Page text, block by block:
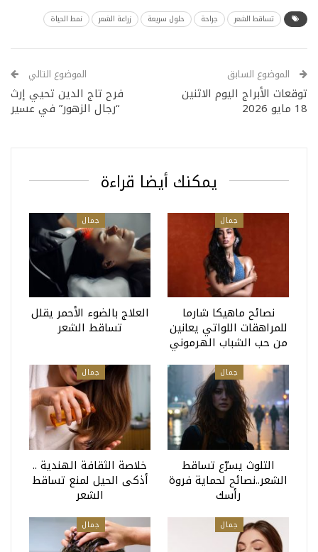
تساقط الشعر جراحة حلول سريعة زراعة الشعر نمط الحياة
الموضوع السابق
توقعات الأبراج اليوم الاثنين
18 مايو 2026
الموضوع التالي
فرح تاج الدين تحيي إرث
“رجال الزهور” في عسير
يمكنك أيضا قراءة
جمال
نصائح ماهيكا شارما
للمراهقات اللواتي يعانين
من حب الشباب الهرموني
جمال
العلاج بالضوء الأحمر يقلل
تساقط الشعر
جمال
التلوث يسرّع تساقط
الشعر..نصائح لحماية فروة
رأسك
جمال
خلاصة الثقافة الهندية ..
أذكى الحيل لمنع تساقط
الشعر
جمال جمال